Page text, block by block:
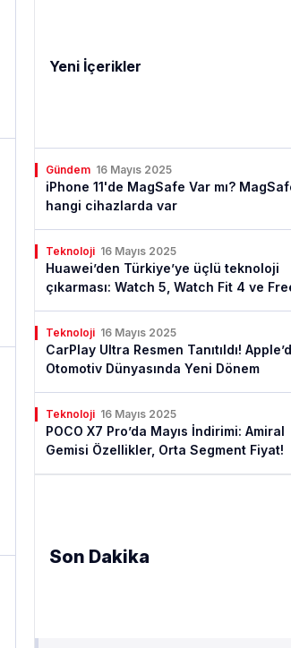
Yeni İçerikler
Gündem 16 Mayıs 2025
iPhone 11'de MagSafe Var mı?
hangi cihazlarda var
Teknoloji 16 Mayıs 2025
Huawei’den Türkiye’ye üçlü teknoloji
çıkarması: Watch 5, Watch Fit 4 ve
Teknoloji 16 Mayıs 2025
CarPlay Ultra Resmen Tanıtıldı!
Otomotiv Dünyasında Yeni Dönem
Teknoloji 16 Mayıs 2025
POCO X7 Pro’da Mayıs İndirimi: Amiral
Gemisi Özellikler, Orta Segment Fiyat!
Son Dakika